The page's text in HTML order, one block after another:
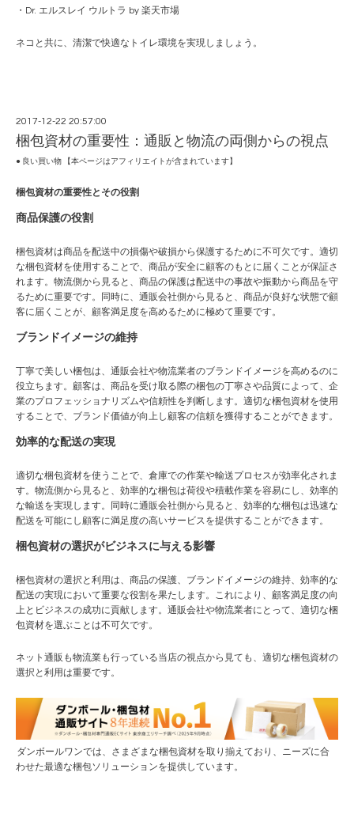
・ Dr. エルスレイ ウルトラ by 楽天市場
ネコと共に、清潔で快適なトイレ環境を実現しましょう。
2017-12-22 20:57:00
梱包資材の重要性：通販と物流の両側からの視点
● 良い買い物 【本ページはアフィリエイトが含まれています】
梱包資材の重要性とその役割
商品保護の役割
梱包資材は商品を配送中の損傷や破損から保護するために不可欠です。適切
な梱包資材を使用することで、商品が安全に顧客のもとに届くことが保証さ
れます。物流側から見ると、商品の保護は配送中の事故や振動から商品を守
るために重要です。同時に、通販会社側から見ると、商品が良好な状態で顧
客に届くことが、顧客満足度を高めるために極めて重要です。
ブランドイメージの維持
丁寧で美しい梱包は、通販会社や物流業者のブランドイメージを高めるのに
役立ちます。顧客は、商品を受け取る際の梱包の丁寧さや品質によって、企
業のプロフェッショナリズムや信頼性を判断します。適切な梱包資材を使用
することで、ブランド価値が向上し顧客の信頼を獲得することができます。
効率的な配送の実現
適切な梱包資材を使うことで、倉庫での作業や輸送プロセスが効率化されま
す。物流側から見ると、効率的な梱包は荷役や積載作業を容易にし、効率的
な輸送を実現します。同時に通販会社側から見ると、効率的な梱包は迅速な
配送を可能にし顧客に満足度の高いサービスを提供することができます。
梱包資材の選択がビジネスに与える影響
梱包資材の選択と利用は、商品の保護、ブランドイメージの維持、効率的な
配送の実現において重要な役割を果たします。これにより、顧客満足度の向
上とビジネスの成功に貢献します。通販会社や物流業者にとって、適切な梱
包資材を選ぶことは不可欠です。
ネット通販も物流業も行っている当店の視点から見ても、適切な梱包資材の
選択と利用は重要です。
ダンボールワンでは、さまざまな梱包資材を取り揃えており、ニーズに合
わせた最適な梱包ソリューションを提供しています。